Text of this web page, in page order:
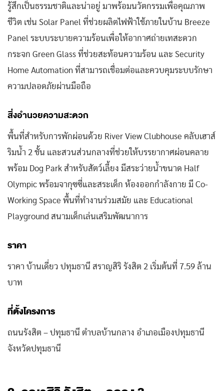
รู้สึกเป็นธรรมชาติและน่าอยู่ มาพร้อมนวัตกรรมเพื่อคุณภาพ
ชีวิต เช่น Solar Panel ที่ช่วยผลิตไฟฟ้าใช้ภายในบ้าน Breeze
Panel ระบบระบายความร้อนเพื่อให้อากาศถ่ายเทสะดวก
กระจก Green Glass ที่ช่วยสะท้อนความร้อน และ Security
Home Automation ที่สามารถเชื่อมต่อและควบคุมระบบรักษา
ความปลอดภัยผ่านมือถือ
สิ่งอำนวยความสะดวก
พื้นที่สำหรับการพักผ่อนด้วย River View Clubhouse คลับเฮาส์
ริมน้ำ 2 ชั้น และสวนส่วนกลางที่ช่วยให้บรรยากาศผ่อนคลาย
พร้อม Dog Park สำหรับสัตว์เลี้ยง มีสระว่ายน้ำขนาด Half
Olympic พร้อมจากุซซี่และสระเด็ก ห้องออกกำลังกาย มี Co-
Working Space พื้นที่ทำงานร่วมสมัย และ Educational
Playground สนามเด็กเล่นเสริมพัฒนาการ
ราคา
ราคา บ้านเดี่ยว ปทุมธานี สราญสิริ รังสิต 2 เริ่มต้นที่ 7.59 ล้าน
บาท
ที่ตั้งโครงการ
ถนนรังสิต – ปทุมธานี ตำบลบ้านกลาง อำเภอเมืองปทุมธานี
จังหวัดปทุมธานี